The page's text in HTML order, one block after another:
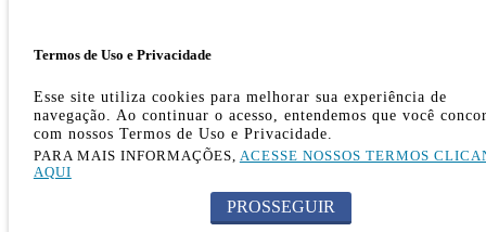
Termos de Uso e Privacidade
Esse site utiliza cookies para melhorar sua experiência de
navegação. Ao continuar o acesso, entendemos que você
com nossos Termos de Uso e Privacidade.
PARA MAIS INFORMAÇÕES, ACESSE NOSSOS TERMOS
AQUI
PROSSEGUIR